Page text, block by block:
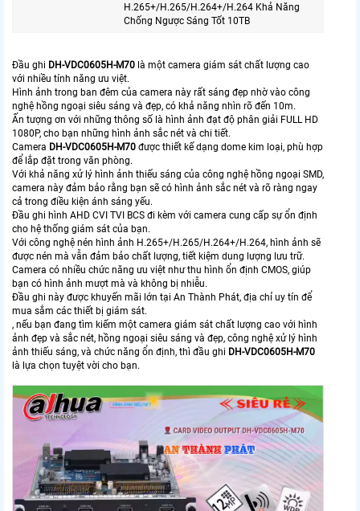
H.265+/H.265/H.264+/H.264 Khả Năng
Chống Ngược Sáng Tốt 10TB
Đầu ghi DH-VDC0605H-M70 là một camera giám sát chất lượng cao
với nhiều tính năng ưu việt.
Hình ảnh trong ban đêm của camera này rất sáng đẹp nhờ vào công
nghệ hồng ngoại siêu sáng và đẹp, có khả năng nhìn rõ đến 10m.
Ấn tượng ơn với những thông số là hình ảnh đạt độ phân giải FULL HD
1080P, cho bạn những hình ảnh sắc nét và chi tiết.
Camera DH-VDC0605H-M70 được thiết kế dạng dome kim loại, phù hợp
để lắp đặt trong văn phòng.
Với khả năng xử lý hình ảnh thiếu sáng của công nghệ hồng ngoại SMD,
camera này đảm bảo rằng bạn sẽ có hình ảnh sắc nét và rõ ràng ngay
cả trong điều kiện ánh sáng yếu.
Đầu ghi hình AHD CVI TVI BCS đi kèm với camera cung cấp sự ổn định
cho hệ thống giám sát của bạn.
Với công nghệ nén hình ảnh H.265+/H.265/H.264+/H.264, hình ảnh sẽ
được nén mà vẫn đảm bảo chất lượng, tiết kiệm dung lượng lưu trữ.
Camera có nhiều chức năng ưu việt như thu hình ổn định CMOS, giúp
bạn có hình ảnh mượt mà và không bị nhiễu.
Đầu ghi này được khuyến mãi lớn tại An Thành Phát, địa chỉ uy tín để
mua sắm các thiết bị giám sát.
, nếu bạn đang tìm kiếm một camera giám sát chất lượng cao với hình
ảnh đẹp và sắc nét, hồng ngoại siêu sáng và đẹp, công nghệ xử lý hình
ảnh thiếu sáng, và chức năng ổn định, thì đầu ghi DH-VDC0605H-M70
là lựa chọn tuyệt vời cho bạn.